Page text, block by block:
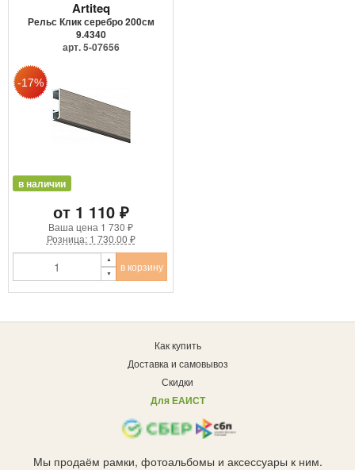
Artiteq
Рельс Клик серебро 200см
9.4340
арт. 5-07656
в наличии
от 1 110 ₽
Ваша цена 1 730 ₽
Розница: 1 730.00 ₽
в корзину
Как купить
Доставка и самовывоз
Скидки
Для ЕАИСТ
Мы продаём рамки, фотоальбомы и аксессуары к ним.